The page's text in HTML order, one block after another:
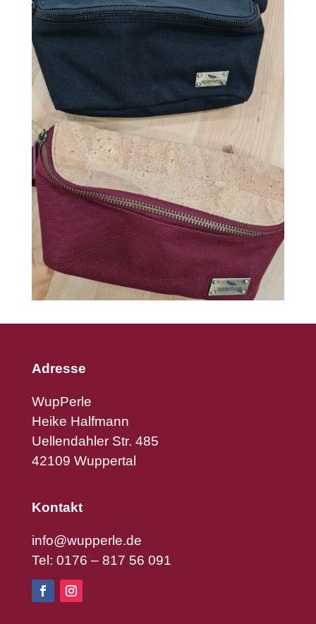
Adresse
WupPerle
Heike Halfmann
Uellendahler Str. 485
42109 Wuppertal
Kontakt
info@wupperle.de
Tel: 0176 – 817 56 091